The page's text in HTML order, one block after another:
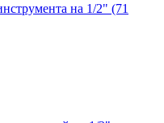
на 1/2" (71